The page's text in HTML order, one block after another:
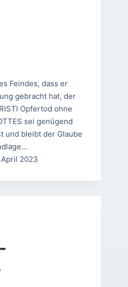
Feindes, dass er
gebracht hat, der
Opfertod ohne
sei genügend
und bleibt der Glaube
2023